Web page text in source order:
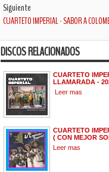
Siguiente
CUARTETO IMPERIAL - SABOR A
DISCOS RELACIONADOS
CUARTETO
LLAMARADA -
Leer mas
CUARTETO
( CON MEJOR
Leer mas